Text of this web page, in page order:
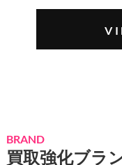
BRAND
買取強化ブラ